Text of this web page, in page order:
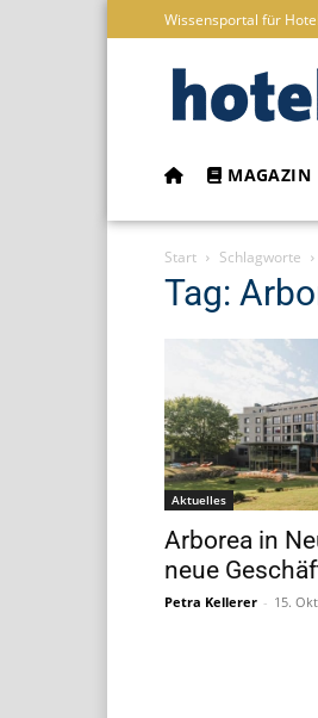
Wissensportal für
MAGAZIN
Start Schlagworte
Tag:
Aktuelles
Arborea in
neue
Petra Kellerer - 15.